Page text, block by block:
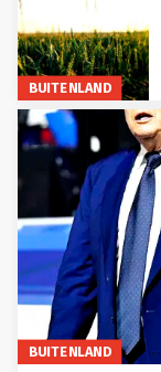
BUITENLAND
BUITENLAND